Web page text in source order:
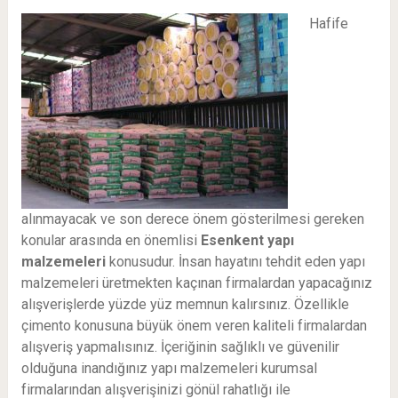
Hafife
alınmayacak ve son derece önem gösterilmesi gereken
konular arasında en önemlisi Esenkent yapı
malzemeleri konusudur. İnsan hayatını tehdit eden yapı
malzemeleri üretmekten kaçınan firmalardan yapacağınız
alışverişlerde yüzde yüz memnun kalırsınız. Özellikle
çimento konusuna büyük önem veren kaliteli firmalardan
alışveriş yapmalısınız. İçeriğinin sağlıklı ve güvenilir
olduğuna inandığınız yapı malzemeleri kurumsal
firmalarından alışverişinizi gönül rahatlığı ile